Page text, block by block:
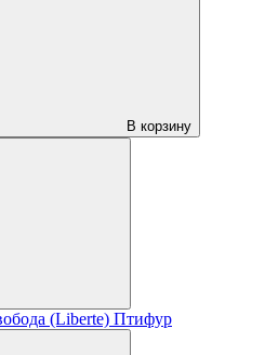
В корзину